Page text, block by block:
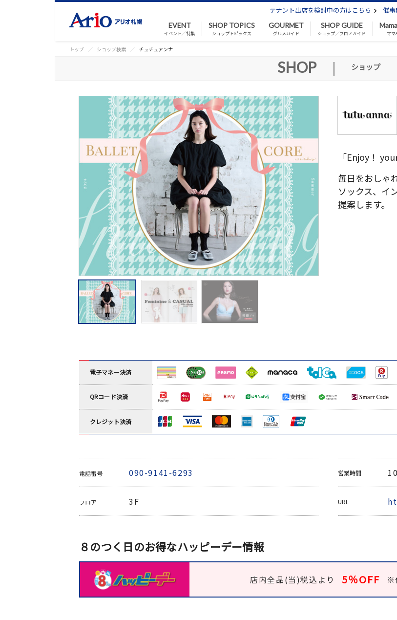
テナント出店を検討中の方はこちら 催事
EVENT
イベント／特集
SHOP TOPICS
ショップトピックス
GOURMET
グルメガイド
SHOP GUIDE
ショップ／フロアガイド ママ
トップ ショップ検索 チュチュアンナ
SHOP | ショップ
「Enjoy！
毎日をおしゃ
ソックス、イ
提案します。
電子マネー決済
QRコード決済
クレジット決済
電話番号 090-9141-6293
フロア 3F
営業時間
URL
８のつく日のお得なハッピーデー情報
店内全品(当)税込より 5％OFF ※